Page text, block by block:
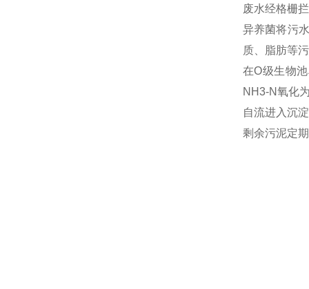
废水经格栅
异养菌将污
质、脂肪等
在O级生物
NH3-N氧化
自流进入沉
剩余污泥定